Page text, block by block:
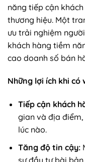
năng tiếp cận
thương hiệu. Một
ưu trải nghiệm
khách hàng tiềm
cao doanh số bán
Những lợi ích khi có
Tiếp cận khách
gian và địa
lúc nào.
Tăng độ tin cậy:
sự đầu tư bài